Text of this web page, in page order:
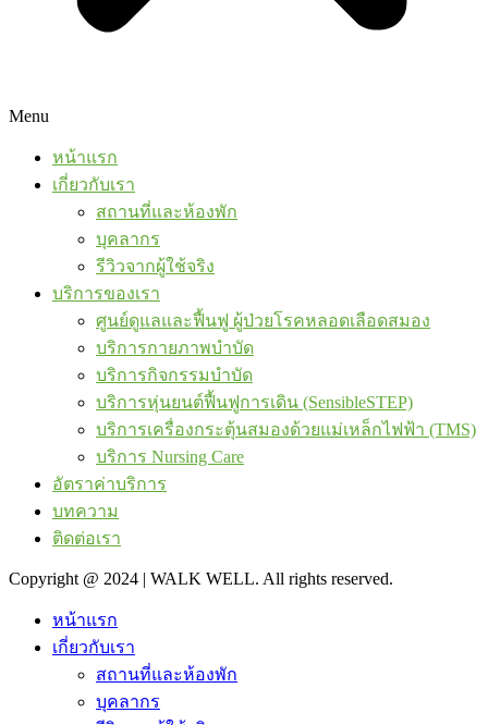
Menu
หน้าแรก
เกี่ยวกับเรา
สถานที่และห้องพัก
บุคลากร
รีวิวจากผู้ใช้จริง
บริการของเรา
ศูนย์ดูแลและฟื้นฟู ผู้ป่วยโรคหลอดเลือดสมอง
บริการกายภาพบำบัด
บริการกิจกรรมบำบัด
บริการหุ่นยนต์ฟื้นฟูการเดิน (SensibleSTEP)
บริการเครื่องกระตุ้นสมองด้วยแม่เหล็กไฟฟ้า (TMS)
บริการ Nursing Care
อัตราค่าบริการ
บทความ
ติดต่อเรา
Copyright @ 2024 | WALK WELL. All rights reserved.
หน้าแรก
เกี่ยวกับเรา
สถานที่และห้องพัก
บุคลากร